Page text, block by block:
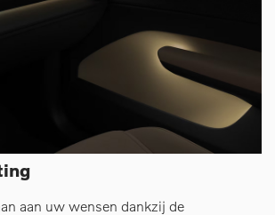
aan uw wensen dankzij de